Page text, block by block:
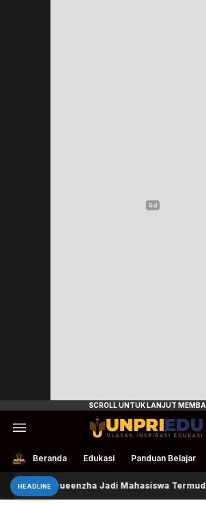
UnpriEdu
Ulasan Inspirasi Edukasi
Beranda Edukasi Panduan Belajar
HEADLINEQueenzha Jadi Mahasiswa Termuda